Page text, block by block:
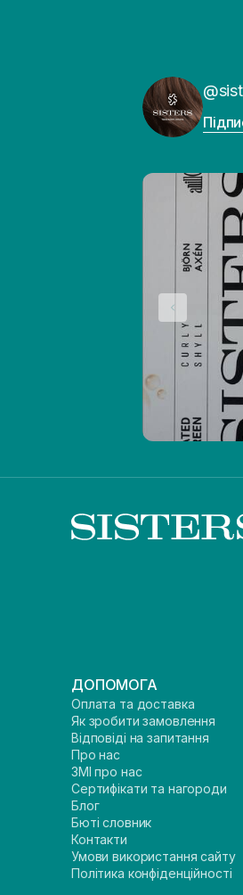
ДОПОМОГА
Оплата та доставка
Як зробити замовлення
Відповіді на запитання
Про нас
ЗМІ про нас
Сертифікати та нагороди
Блог
Бюті словник
Контакти
Умови використання сайту
Політика конфіденційності